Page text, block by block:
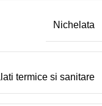
Nichelata
termice si sanitare